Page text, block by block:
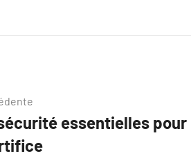
essentielles pour